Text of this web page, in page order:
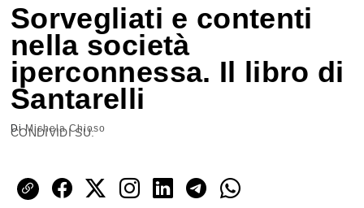
Sorvegliati e contenti
nella società
iperconnessa. Il libro di
Santarelli
DiMichela Chioso
CONDIVIDI SU: